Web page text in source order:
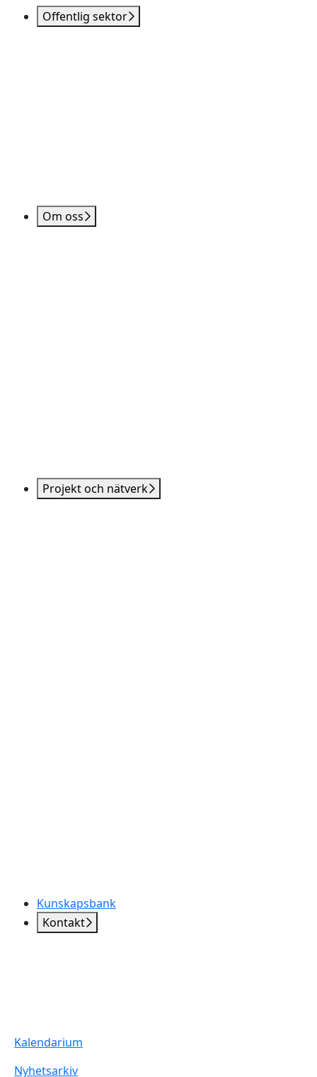
Offentlig sektor
Om oss
Projekt och nätverk
Kunskapsbank
Kontakt
Kalendarium
Nyhetsarkiv